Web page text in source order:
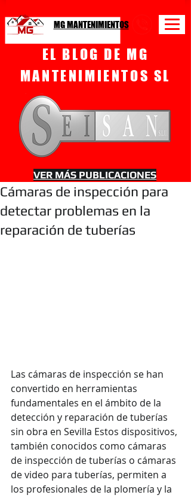
MG MANTENIMIENTOS
EL BLOG DE MG
MANTENIMIENTOS SL
VER MÁS PUBLICACIONES
Cámaras de inspección para
detectar problemas en la
reparación de tuberías
Las cámaras de inspección se han
convertido en herramientas
fundamentales en el ámbito de la
detección y reparación de tuberías
sin obra en Sevilla Estos dispositivos,
también conocidos como cámaras
de inspección de tuberías o cámaras
de video para tuberías, permiten a
los profesionales de la plomería y la